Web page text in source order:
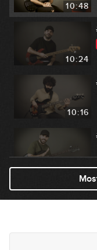
10:48
10:24
10:16
08:31